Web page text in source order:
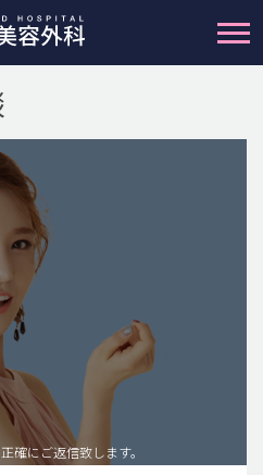
確にご返信致します。